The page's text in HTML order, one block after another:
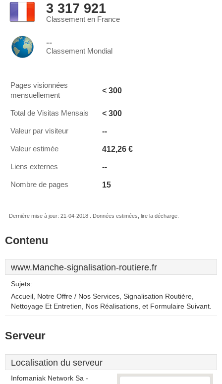
3 317 921
Classement en France
--
Classement Mondial
Pages visionnées
mensuellement
< 300
Total de Visitas Mensais < 300
Valeur par visiteur --
Valeur estimée 412,26 €
Liens externes --
Nombre de pages 15
Dernière mise à jour: 21-04-2018 . Données estimées, lire la décharge.
Contenu
www.Manche-signalisation-routiere.fr
Sujets:
Accueil, Notre Offre / Nos Services, Signalisation Routière,
Nettoyage Et Entretien, Nos Réalisations, et Formulaire Suivant.
Serveur
Localisation du serveur
Infomaniak Network Sa -